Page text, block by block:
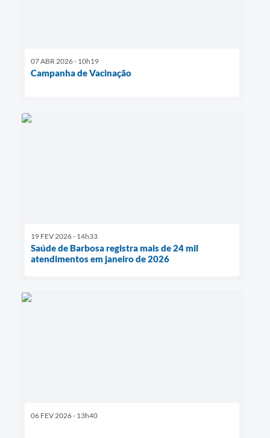
07 ABR 2026 - 10h19
Campanha de Vacinação
19 FEV 2026 - 14h33
Saúde de Barbosa registra mais de 24 mil
atendimentos em janeiro de 2026
06 FEV 2026 - 13h40